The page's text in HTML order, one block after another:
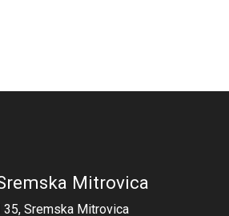
Mitrovica
35, Sremska Mitrovica